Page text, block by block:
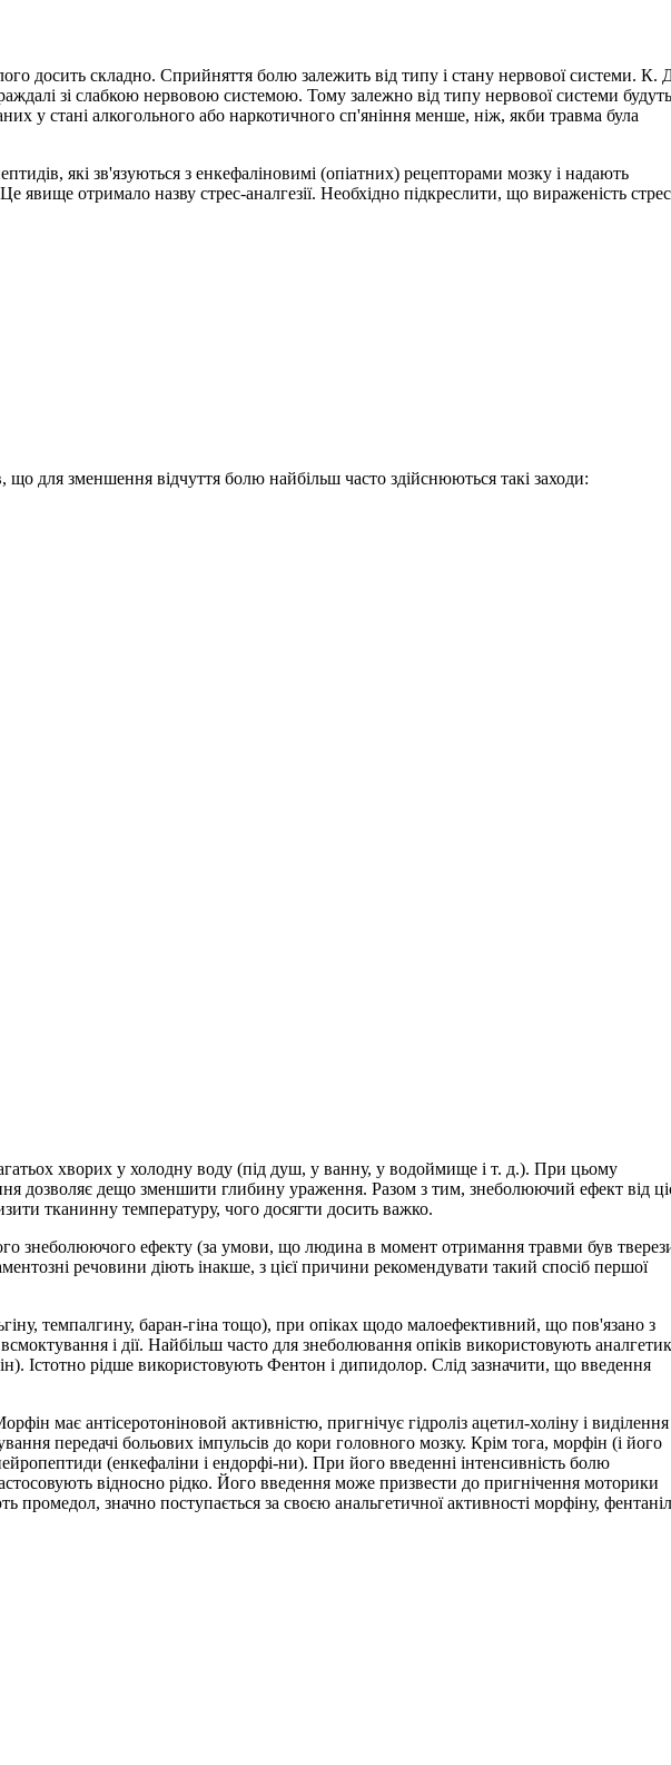
досить складно. Сприйняття болю залежить від типу і стану нервової системи. К.
зі слабкою нервовою системою. Тому залежно від типу нервової системи будуть
у стані алкогольного або наркотичного сп'яніння менше, ніж, якби травма була
які зв'язуються з енкефаліновимі (опіатних) рецепторами мозку і надають
отримало назву стрес-аналгезії. Необхідно підкреслити, що вираженість
для зменшення відчуття болю найбільш часто здійснюються такі заходи:
хворих у холодну воду (під душ, у ванну, у водоймище і т. д.). При цьому
дозволяє дещо зменшити глибину ураження. Разом з тим, знеболюючий ефект від
тканинну температуру, чого досягти досить важко.
знеболюючого ефекту (за умови, що людина в момент отримання травми був
речовини діють інакше, з цієї причини рекомендувати такий спосіб першої
темпалгину, баран-гіна тощо), при опіках щодо малоефективний, що пов'язано з
і дії. Найбільш часто для знеболювання опіків використовують
Істотно рідше використовують Фентон і дипидолор. Слід зазначити, що введення
має антісеротоніновой активністю, пригнічує гідроліз ацетил-холіну і виділення
передачі больових імпульсів до кори головного мозку. Крім тога, морфін (і його
(енкефаліни і ендорфі-ни). При його введенні інтенсивність болю
відносно рідко. Його введення може призвести до пригнічення моторики
значно поступається за своєю анальгетичної активності морфіну,